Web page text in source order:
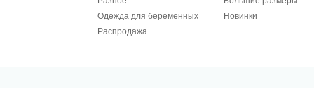
Одежда для беременных
Новинки
Распродажа